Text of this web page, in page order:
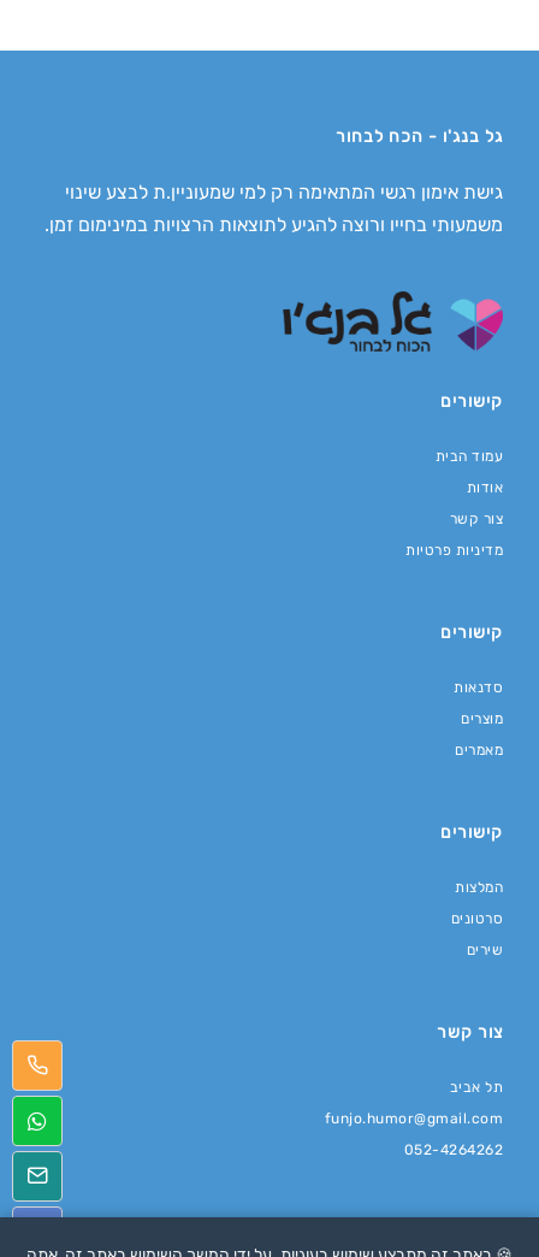
גל בנג'ו - הכח לבחור
גישת אימון רגשי המתאימה רק למי שמעוניין.ת לבצע שינוי
משמעותי בחייו ורוצה להגיע לתוצאות הרצויות במינימום זמן.
קישורים
עמוד הבית
אודות
צור קשר
מדיניות פרטיות
קישורים
סדנאות
מוצרים
מאמרים
קישורים
המלצות
סרטונים
שירים
צור קשר
תל אביב
funjo.humor@gmail.com
052-4264262